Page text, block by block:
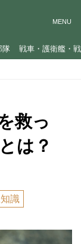
隊 戦車・護衛艦・
救っ
は？
識